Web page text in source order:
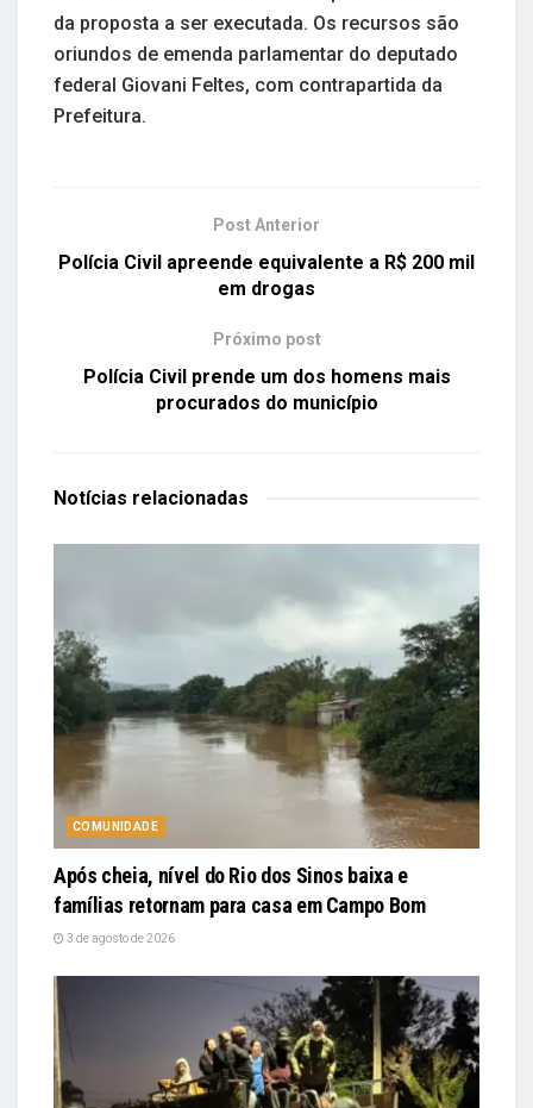
da proposta a ser executada. Os recursos são
oriundos de emenda parlamentar do deputado
federal Giovani Feltes, com contrapartida da
Prefeitura.
Post Anterior
Polícia Civil apreende equivalente a R$ 200 mil
em drogas
Próximo post
Polícia Civil prende um dos homens mais
procurados do município
Notícias relacionadas
COMUNIDADE
Após cheia, nível do Rio dos Sinos baixa e
famílias retornam para casa em Campo Bom
3 de agosto de 2026